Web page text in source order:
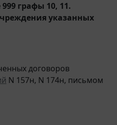
графы 10, 11.
указанных
договоров
N 157н, N 174н, письмом